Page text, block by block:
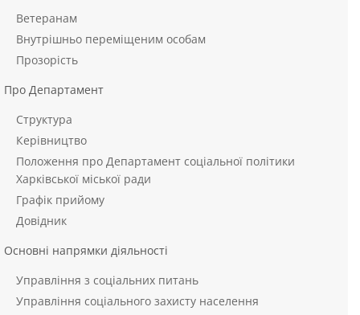
Ветеранам
Внутрішньо переміщеним особам
Прозорість
Про Департамент
Структура
Керівництво
Положення про Департамент соціальної політики
Харківської міської ради
Графік прийому
Довідник
Основні напрямки діяльності
Управління з соціальних питань
Управління соціального захисту населення